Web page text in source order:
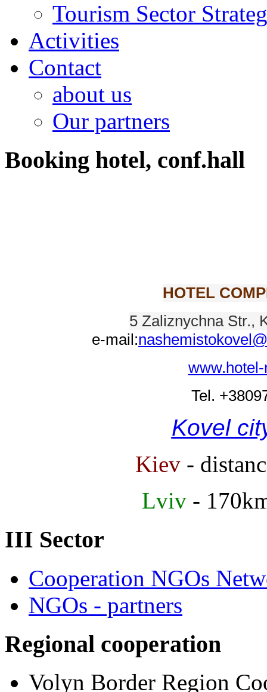
Tourism Sector
Activities
Contact
about us
Our partners
Booking hotel, conf.hall
HOTEL
5 Zaliznychna Str.,
e-mail:
Tel.
Kovel
Kiev -
Lviv -
III Sector
Cooperation NGOs
NGOs - partners
Regional cooperation
Volyn Border Region